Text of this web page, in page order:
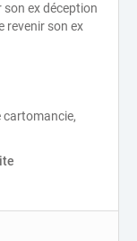
ex déception
revenir son ex
cartomancie,